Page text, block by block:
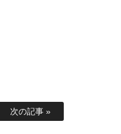
次の記事 »